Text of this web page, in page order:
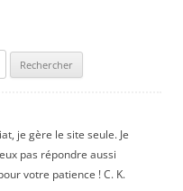
je gère le site seule. Je
pas répondre aussi
votre patience ! C. K.